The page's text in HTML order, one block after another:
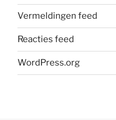
Vermeldingen feed
Reacties feed
WordPress.org